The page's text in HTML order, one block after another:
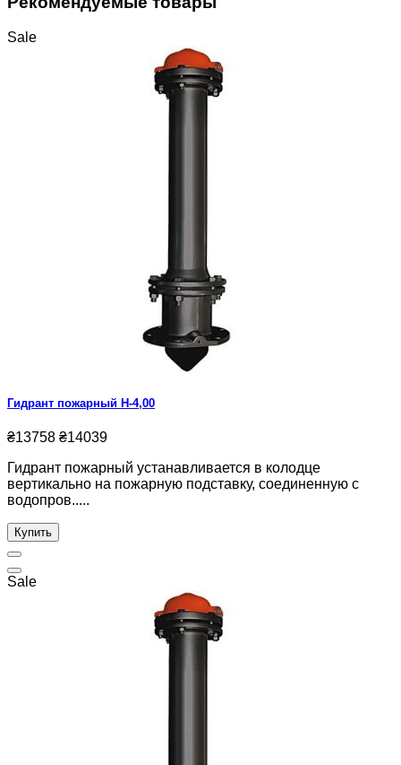
Sale
Гидрант пожарный Н-4,00
₴13758 ₴14039
Гидрант пожарный устанавливается в колодце
вертикально на пожарную подставку, соединенную с
водопров.....
Купить
Sale